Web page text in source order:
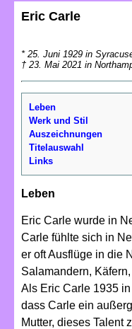
Eric Carle
* 25. Juni 1929 in
† 23. Mai 2021 in
Leben
Werk und Stil
Auszeichnungen
Titelauswahl
Links
Leben
Eric Carle wurde in
Carle fühlte sich in
er oft Ausflüge in die
Salamandern,
Als Eric Carle 1935
dass Carle ein
Mutter, dieses Talent